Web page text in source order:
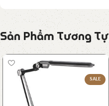
Sản Phẩm Tương Tự
SALE